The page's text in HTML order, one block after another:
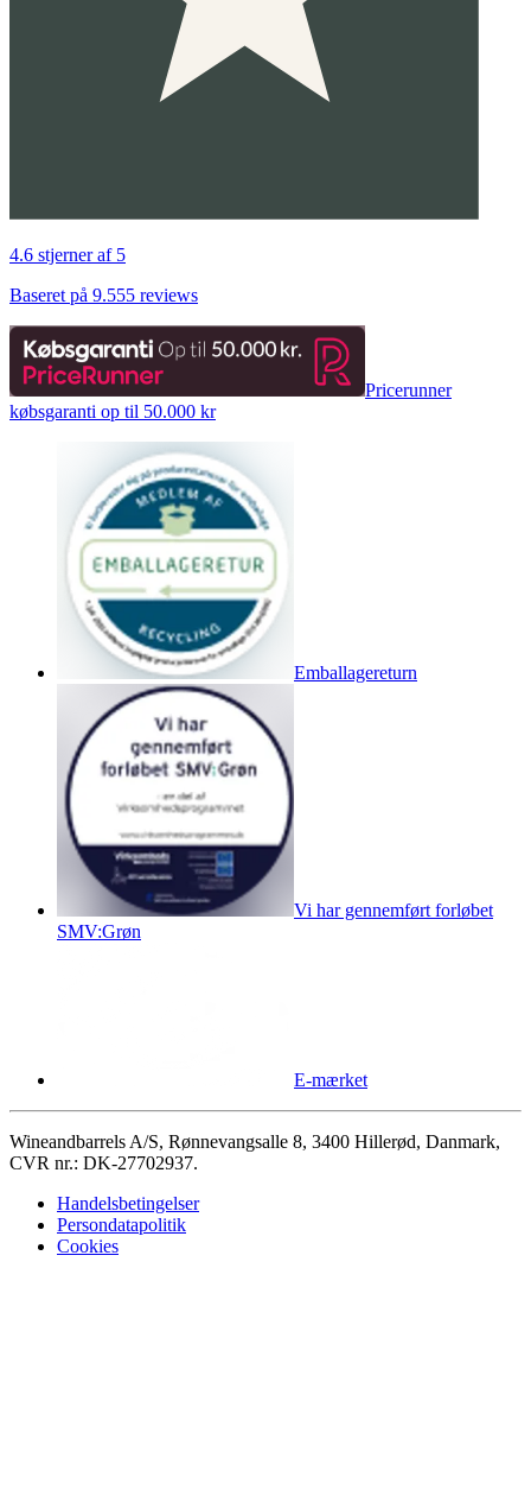
4.6 stjerner af 5
Baseret på 9.555 reviews
Pricerunner
købsgaranti op til 50.000 kr
Emballagereturn
Vi har gennemført forløbet
SMV:Grøn
E-mærket
Wineandbarrels A/S, Rønnevangsalle 8, 3400 Hillerød, Danmark,
CVR nr.: DK-27702937.
Handelsbetingelser
Persondatapolitik
Cookies